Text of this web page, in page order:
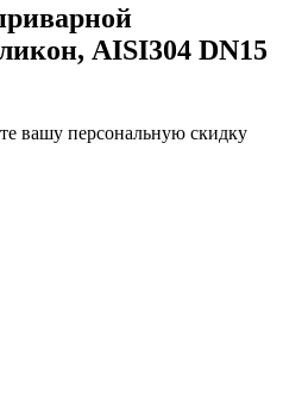
AISI304 DN15
вашу персональную скидку